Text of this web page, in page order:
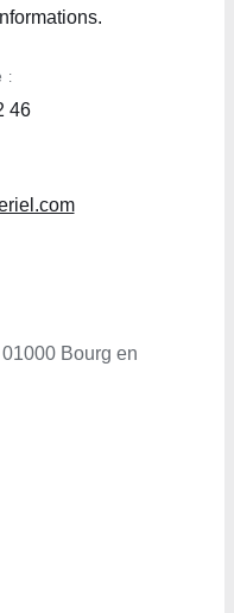
:
46
Bourg en